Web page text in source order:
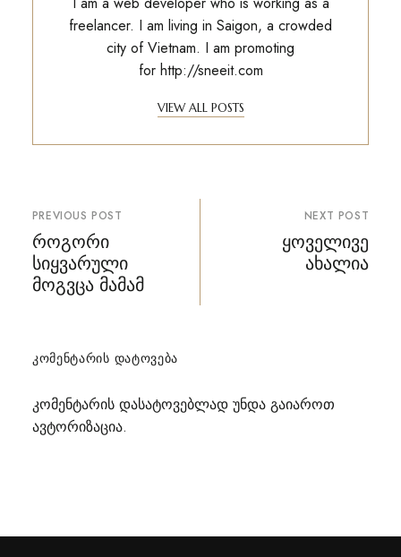
freelancer. I am living in Saigon, a crowded
city of Vietnam. I am promoting
for http://sneeit.com
VIEW ALL POSTS
პოსტის
ნავიგაცია
PREVIOUS POST
როგორი
სიყვარული
მოგვცა მამამ
NEXT POST
ყოველივე
ახალია
ᲙᲝᲛᲔᲜᲢᲐᲠᲘᲡ ᲓᲐᲢᲝᲕᲔᲑᲐ
კომენტარის დასატოვებლად უნდა გაიაროთ
ავტორიზაცია.